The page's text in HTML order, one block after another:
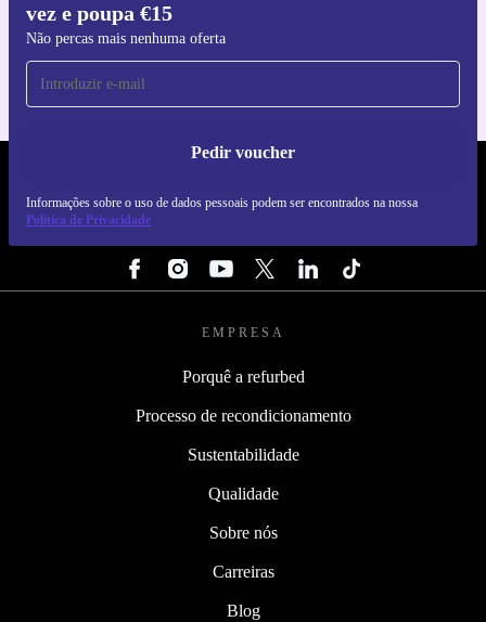
vez e poupa €15
Não percas mais nenhuma oferta
Pedir voucher
Informações sobre o uso de dados pessoais podem ser encontrados na nossa
Política de Privacidade
Faz o download da app refurbed
Para iOS e Android
EMPRESA
Porquê a refurbed
Processo de recondicionamento
Sustentabilidade
Qualidade
Sobre nós
Carreiras
Blog